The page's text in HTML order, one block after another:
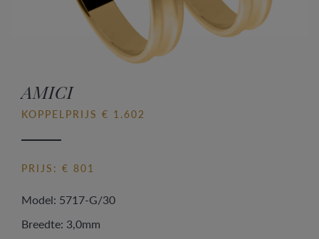
AMICI
KOPPELPRIJS € 1.602
PRIJS: € 801
Model: 5717-G/30
Breedte: 3,0mm